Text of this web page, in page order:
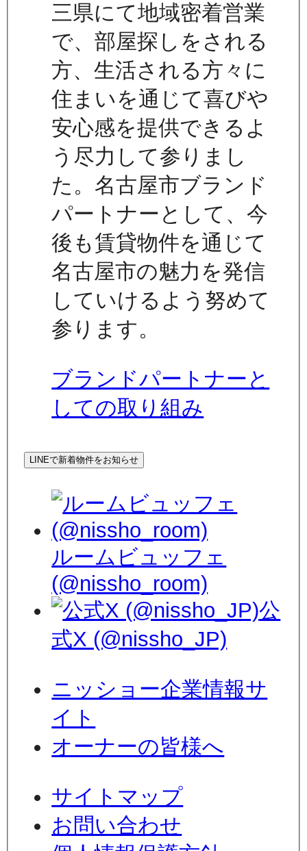
三県にて地域密着営業
で、部屋探しをされる
方、生活される方々に
住まいを通じて喜びや
安心感を提供できるよ
う尽力して参りまし
た。名古屋市ブランド
パートナーとして、今
後も賃貸物件を通じて
名古屋市の魅力を発信
していけるよう努めて
参ります。
ブランドパートナーと
しての取り組み
LINEで新着物件をお知らせ
ルームビュッフェ
(@nissho_room)
公
式X (@nissho_JP)
ニッショー企業情報サ
イト
オーナーの皆様へ
サイトマップ
お問い合わせ